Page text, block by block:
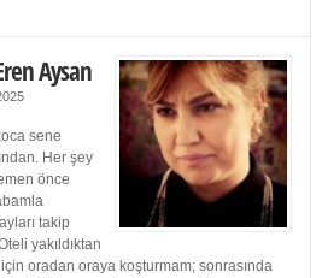
Aysan
sene
Her şey
önce
takip
yakıldıktan
oradan oraya koşturmam; sonrasında